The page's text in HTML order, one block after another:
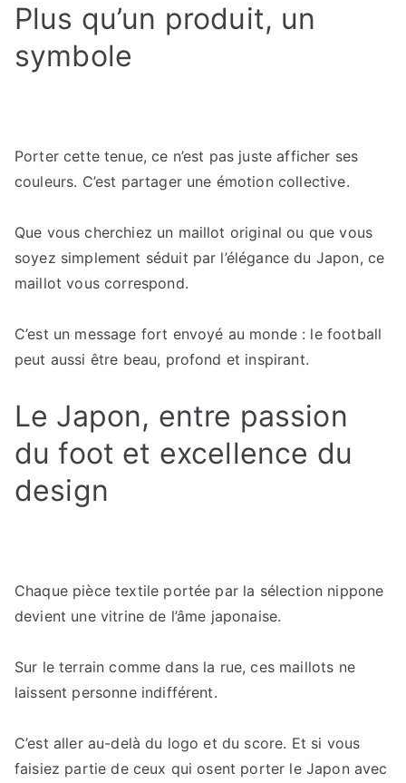
Plus qu’un produit, un
symbole
Porter cette tenue, ce n’est pas juste afficher ses
couleurs. C’est partager une émotion collective.
Que vous cherchiez un maillot original ou que vous
soyez simplement séduit par l’élégance du Japon, ce
maillot vous correspond.
C’est un message fort envoyé au monde : le football
peut aussi être beau, profond et inspirant.
Le Japon, entre passion
du foot et excellence du
design
Chaque pièce textile portée par la sélection nippone
devient une vitrine de l’âme japonaise.
Sur le terrain comme dans la rue, ces maillots ne
laissent personne indifférent.
C’est aller au-delà du logo et du score. Et si vous
faisiez partie de ceux qui osent porter le Japon avec